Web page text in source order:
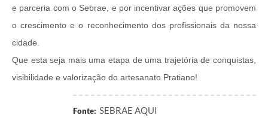
e parceria com o Sebrae, e por incentivar ações que promovem
o crescimento e o reconhecimento dos profissionais da nossa
cidade.
Que esta seja mais uma etapa de uma trajetória de conquistas,
visibilidade e valorização do artesanato Pratiano!
Fonte: SEBRAE AQUI